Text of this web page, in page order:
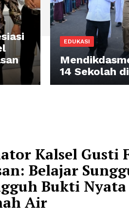
EDUKASI
14 Sekolah
Kalsel Gusti
Belajar
Bukti
Air